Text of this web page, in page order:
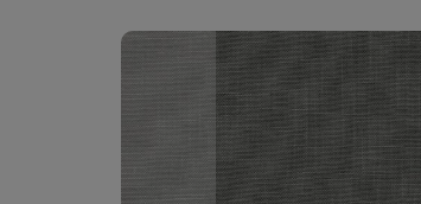
Zum
Ende
der
Bildgalerie
springen